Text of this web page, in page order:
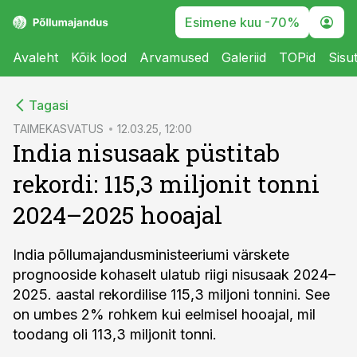
Esimene kuu -70%
Avaleht Kõik lood Arvamused Galeriid TOPid
Tagasi
TAIMEKASVATUS 12.03.25, 12:00
India nisusaak püstitab
rekordi: 115,3 miljonit tonni
2024–2025 hooajal
India põllumajandusministeeriumi värskete
prognooside kohaselt ulatub riigi nisusaak 2024–
2025. aastal rekordilise 115,3 miljoni tonnini. See
on umbes 2% rohkem kui eelmisel hooajal, mil
toodang oli 113,3 miljonit tonni.